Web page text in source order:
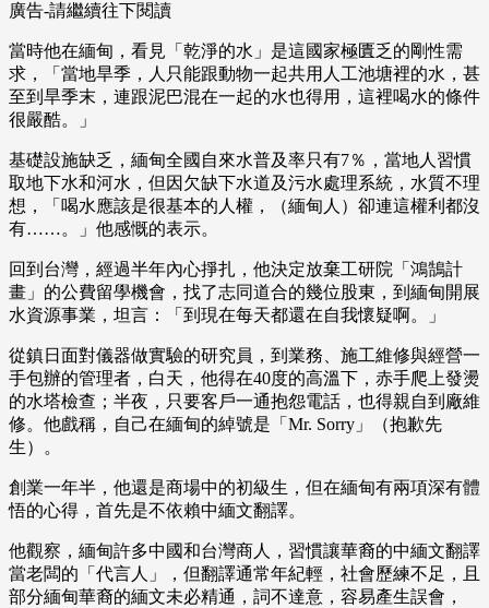
廣告-請繼續往下閱讀
當時他在緬甸，看見「乾淨的水」是這國家極匱乏的剛性需
求，「當地旱季，人只能跟動物一起共用人工池塘裡的水，甚
至到旱季末，連跟泥巴混在一起的水也得用，這裡喝水的條件
很嚴酷。」
基礎設施缺乏，緬甸全國自來水普及率只有7％，當地人習慣
取地下水和河水，但因欠缺下水道及污水處理系統，水質不理
想，「喝水應該是很基本的人權，（緬甸人）卻連這權利都沒
有……。」他感慨的表示。
回到台灣，經過半年內心掙扎，他決定放棄工研院「鴻鵠計
畫」的公費留學機會，找了志同道合的幾位股東，到緬甸開展
水資源事業，坦言：「到現在每天都還在自我懷疑啊。」
從鎮日面對儀器做實驗的研究員，到業務、施工維修與經營一
手包辦的管理者，白天，他得在40度的高溫下，赤手爬上發燙
的水塔檢查；半夜，只要客戶一通抱怨電話，也得親自到廠維
修。他戲稱，自己在緬甸的綽號是「Mr. Sorry」（抱歉先
生）。
創業一年半，他還是商場中的初級生，但在緬甸有兩項深有體
悟的心得，首先是不依賴中緬文翻譯。
他觀察，緬甸許多中國和台灣商人，習慣讓華裔的中緬文翻譯
當老闆的「代言人」，但翻譯通常年紀輕，社會歷練不足，且
部分緬甸華裔的緬文未必精通，詞不達意，容易產生誤會，